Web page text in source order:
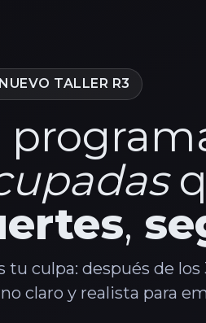
NUEVO TALLER R3
,
tu culpa: después de
claro y realista para